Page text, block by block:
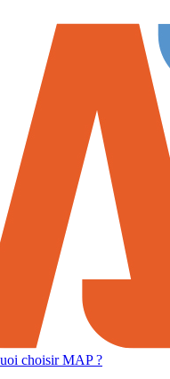
choisir MAP ?